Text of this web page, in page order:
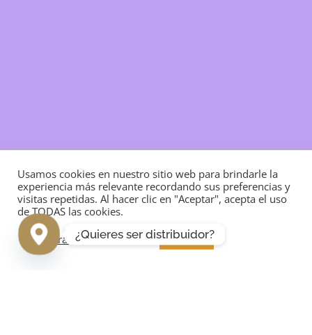
Usamos cookies en nuestro sitio web para brindarle la
experiencia más relevante recordando sus preferencias y
visitas repetidas. Al hacer clic en "Aceptar", acepta el uso
de TODAS las cookies.
Configuración de la Cookie
ACEPTAR
¿Quieres ser distribuidor?